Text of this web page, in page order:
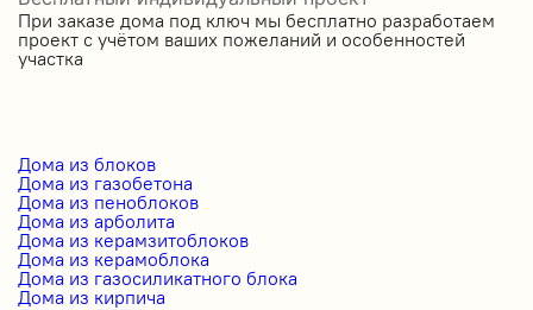
При заказе дома под ключ мы бесплатно разработаем
проект с учётом ваших пожеланий и особенностей
участка
Дома из блоков
Дома из газобетона
Дома из пеноблоков
Дома из арболита
Дома из керамзитоблоков
Дома из керамоблока
Дома из газосиликатного блока
Дома из кирпича